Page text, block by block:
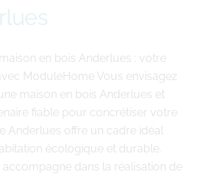
en bois Anderlues : votre
ModuleHome Vous envisagez
maison en bois Anderlues et
fiable pour concrétiser votre
Anderlues offre un cadre idéal
écologique et durable.
dans la réalisation de